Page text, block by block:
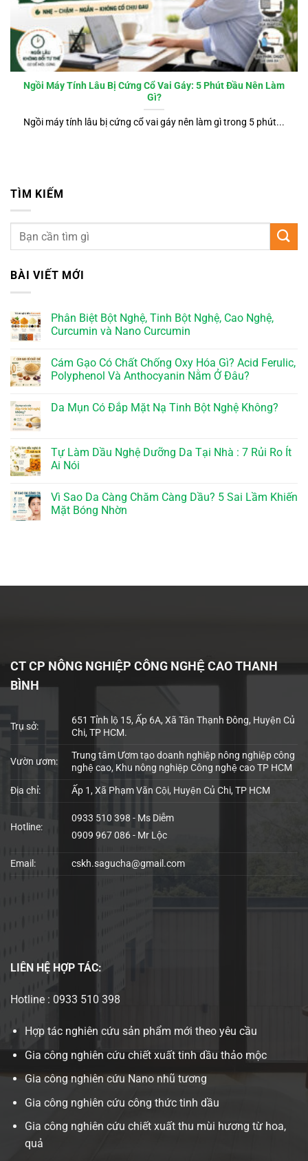
Ngồi Máy Tính Lâu Bị Cứng Cổ Vai Gáy: 5 Phút Đầu Nên Làm
Gì?
Ngồi máy tính lâu bị cứng cổ vai gáy nên làm gì trong 5 phút...
TÌM KIẾM
BÀI VIẾT MỚI
Phân Biệt Bột Nghệ, Tinh Bột Nghệ, Cao Nghệ,
Curcumin và Nano Curcumin
Cám Gạo Có Chất Chống Oxy Hóa Gì? Acid Ferulic,
Polyphenol Và Anthocyanin Nằm Ở Đâu?
Da Mụn Có Đắp Mặt Nạ Tinh Bột Nghệ Không?
Tự Làm Dầu Nghệ Dưỡng Da Tại Nhà : 7 Rủi Ro Ít
Ai Nói
Vì Sao Da Càng Chăm Càng Dầu? 5 Sai Lầm Khiến
Mặt Bóng Nhờn
CT CP NÔNG NGHIỆP CÔNG NGHỆ CAO THANH
BÌNH
Trụ sở:
651 Tỉnh lộ 15, Ấp 6A, Xã Tân Thạnh Đông, Huyện Củ
Chi, TP HCM.
Vườn ươm:
Trung tâm Ươm tạo doanh nghiệp nông nghiệp công
nghệ cao, Khu nông nghiệp Công nghệ cao TP HCM
Địa chỉ: Ấp 1, Xã Phạm Văn Cội, Huyện Củ Chi, TP HCM
Hotline:
0933 510 398 - Ms Diễm
0909 967 086 - Mr Lộc
Email: cskh.sagucha@gmail.com
LIÊN HỆ HỢP TÁC:
Hotline : 0933 510 398
Hợp tác nghiên cứu sản phẩm mới theo yêu cầu
Gia công nghiên cứu chiết xuất tinh dầu thảo mộc
Gia công nghiên cứu Nano nhũ tương
Gia công nghiên cứu công thức tinh dầu
Gia công nghiên cứu chiết xuất thu mùi hương từ hoa,
quả